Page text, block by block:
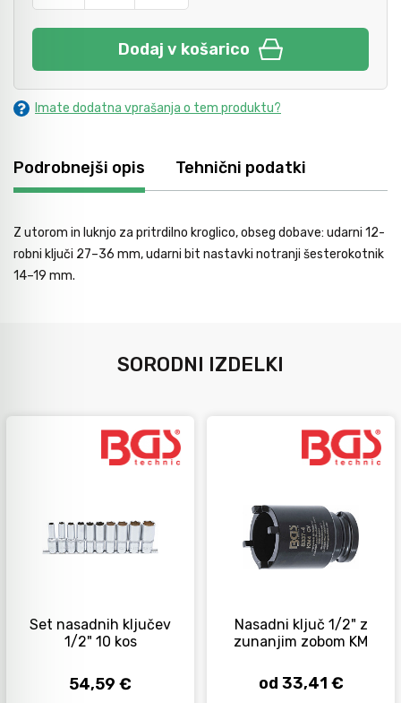
Dodaj v košarico
Imate dodatna vprašanja o tem produktu?
Podrobnejši opis Tehnični podatki
Z utorom in luknjo za pritrdilno kroglico, obseg dobave: udarni 12-
robni ključi 27–36 mm, udarni bit nastavki notranji šesterokotnik
14–19 mm.
SORODNI IZDELKI
Set nasadnih ključev
1/2" 10 kos
54,59 €
Nasadni ključ 1/2" z
zunanjim zobom KM
od 33,41 €
Avtomobilsko orodje
Inštalatersko orodje
Krivilci cevi
Razno
Orodje za kolesa
Neiskreče orodje